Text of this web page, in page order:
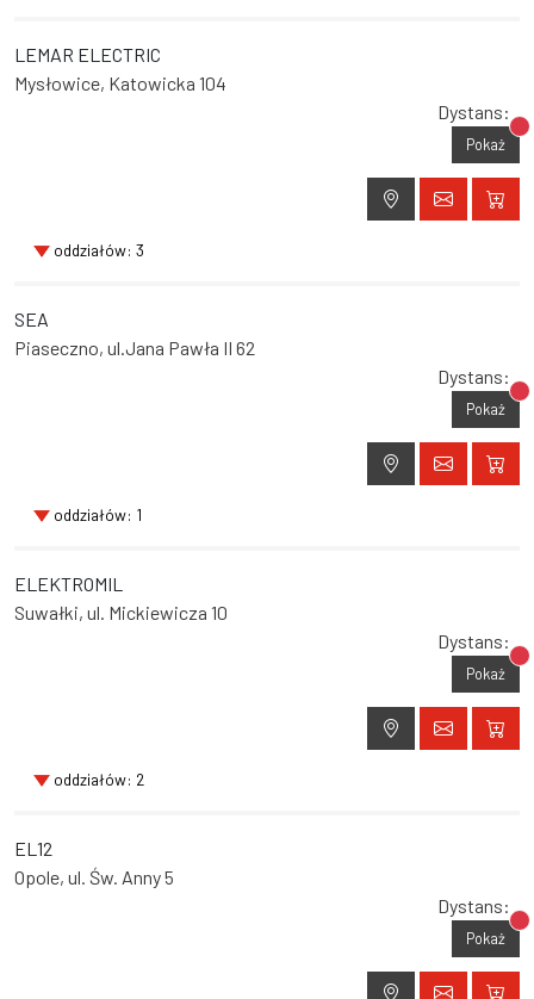
LEMAR ELECTRIC
Mysłowice, Katowicka 104
Dystans:
Pokaż
oddziałów: 3
SEA
Piaseczno, ul.Jana Pawła II 62
Dystans:
Pokaż
oddziałów: 1
ELEKTROMIL
Suwałki, ul. Mickiewicza 10
Dystans:
Pokaż
oddziałów: 2
EL12
Opole, ul. Św. Anny 5
Dystans:
Pokaż